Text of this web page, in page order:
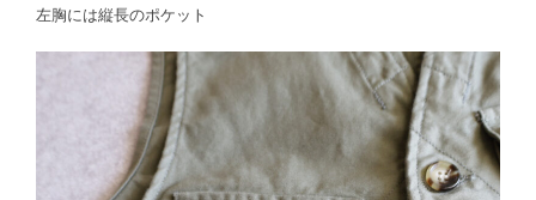
左胸には縦長のポケット